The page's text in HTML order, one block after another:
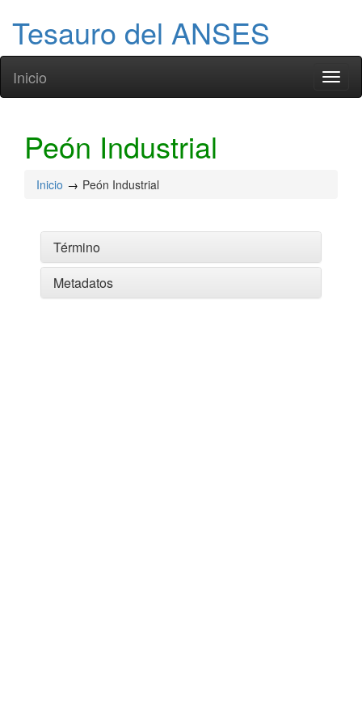
Tesauro del ANSES
Inicio
Peón Industrial
Inicio Peón Industrial
Término
Metadatos